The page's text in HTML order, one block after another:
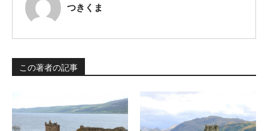
つきくま
この著者の記事